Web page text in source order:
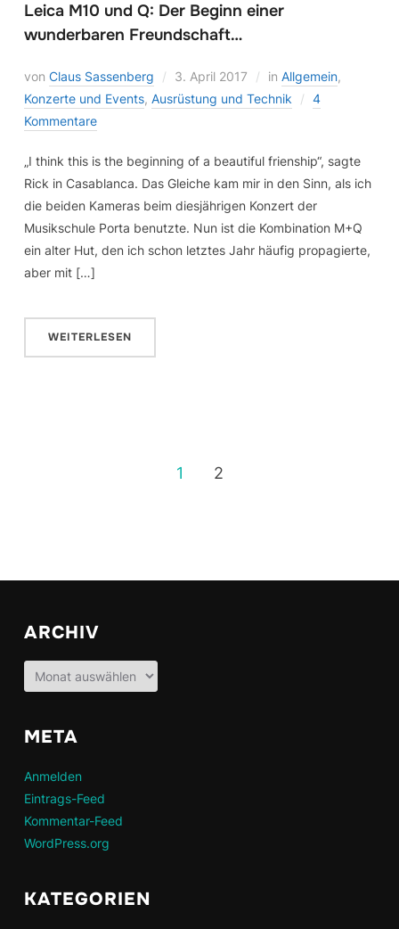
Leica M10 und Q: Der Beginn einer
wunderbaren Freundschaft…
von Claus Sassenberg 3. April 2017 in Allgemein,
Konzerte und Events, Ausrüstung und Technik
4
Kommentare
„I think this is the beginning of a beautiful frienship“, sagte
Rick in Casablanca. Das Gleiche kam mir in den Sinn, als ich
die beiden Kameras beim diesjährigen Konzert der
Musikschule Porta benutzte. Nun ist die Kombination M+Q
ein alter Hut, den ich schon letztes Jahr häufig propagierte,
aber mit […]
WEITERLESEN
1 2
ARCHIV
Archiv
META
Anmelden
Eintrags-Feed
Kommentar-Feed
WordPress.org
KATEGORIEN